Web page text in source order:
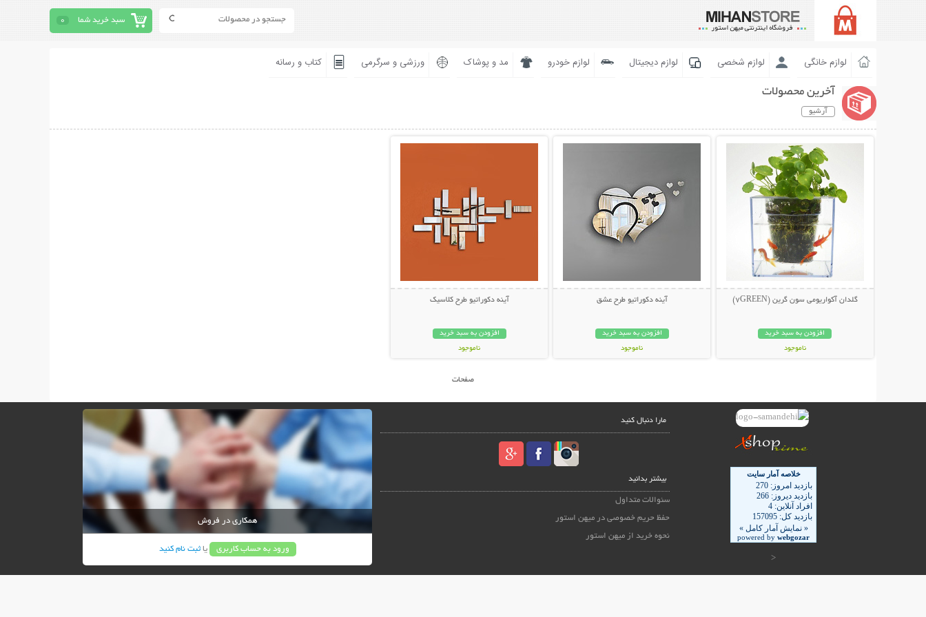
سبد خرید شما 0
لوازم خانگی لوازم شخصی لوازم دیجیتال لوازم خودرو مد و پوشاک ورزشی و سرگرمی کتاب و رسانه
آخرین محصولات
آرشیو
گلدان آکواریومی سون گرین (7GREEN)
افزودن به سبد خرید
ناموجود
آینه دکوراتیو طرح عشق
افزودن به سبد خرید
ناموجود
آینه دکوراتیو طرح کلاسیک
افزودن به سبد خرید
ناموجود
صفحات
<
مارا دنبال کنید
بیشتر بدانید
سئوالات متداول
حفظ حریم خصوصی در میهن استور
نحوه خرید از میهن استور
همکاری در فروش
ورود به حساب کاربری یاثبت نام کنید